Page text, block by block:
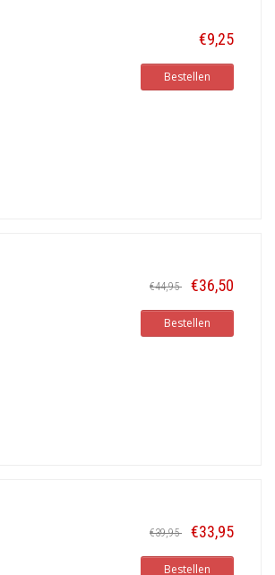
€9,25
Bestellen
€44,95 €36,50
Bestellen
€39,95 €33,95
Bestellen